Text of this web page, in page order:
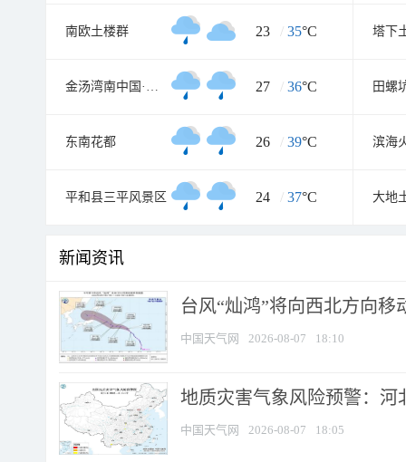
南欧土楼群 23 / 35°C 塔下
金汤湾南中国·海水温泉度假地 27 / 36°C 田螺
东南花都 26 / 39°C
平和县三平风景区 24 / 37°C 大地
新闻资讯
台风“灿鸿”将向西北方向移
中国天气网 2026-08-07 18:10
地质灾害气象风险预警：河
中国天气网 2026-08-07 18:05